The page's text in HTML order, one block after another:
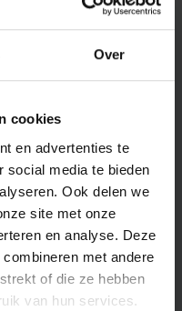
Over
cookies
en advertenties te
social media te bieden
Ook delen we
site met onze
en analyse. Deze
met andere
of die ze hebben
van hun services.
zich écht thuis
de Schans